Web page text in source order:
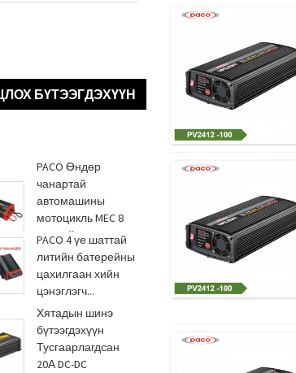
БҮТЭЭГДЭХҮҮН
PACO Өндөр
чанартай
автомашины
мотоцикль MEC 8
шаттай цахилгаан
эрчим хүчний...
PACO 4 үе шаттай
литийн батерейны
цахилгаан хийн
цэнэглэгч...
Хятадын шинэ
бүтээгдэхүүн
Тусгаарлагдсан
20А DC-DC